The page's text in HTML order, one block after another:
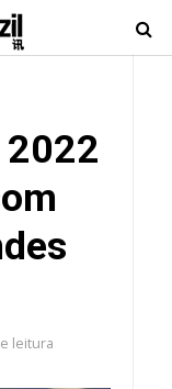
leitura